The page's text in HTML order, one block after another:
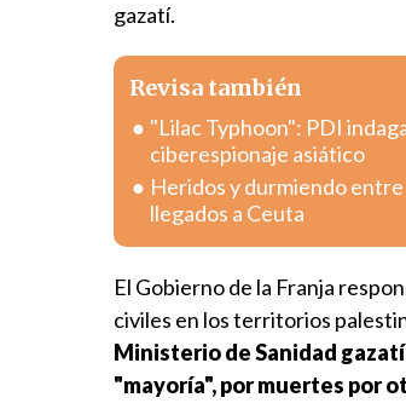
gazatí.
Revisa también
"Lilac Typhoon": PDI
ciberespionaje asiático
Heridos y durmiendo
llegados a Ceuta
El Gobierno de la Franja
civiles en los territorios
Ministerio de Sanidad
"mayoría", por muertes por